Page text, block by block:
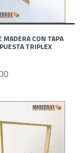
MADERA CON TAPA
TRIPLEX